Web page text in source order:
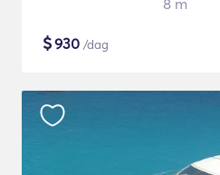
8 m
$930 /dag